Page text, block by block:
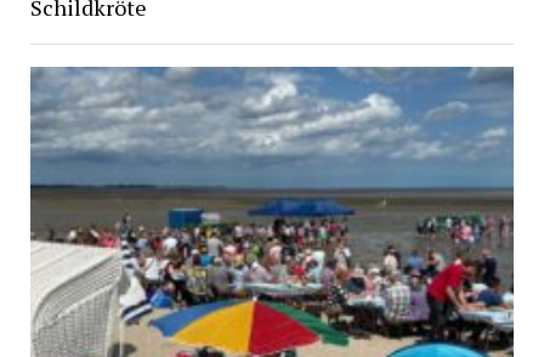
Schildkröte